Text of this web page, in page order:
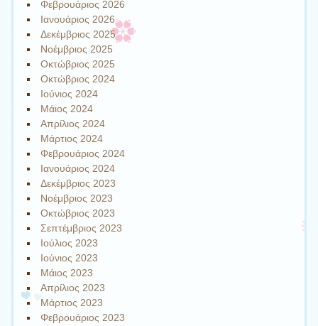
Φεβρουάριος 2026
Ιανουάριος 2026
Δεκέμβριος 2025
Νοέμβριος 2025
Οκτώβριος 2025
Οκτώβριος 2024
Ιούνιος 2024
Μάιος 2024
Απρίλιος 2024
Μάρτιος 2024
Φεβρουάριος 2024
Ιανουάριος 2024
Δεκέμβριος 2023
Νοέμβριος 2023
Οκτώβριος 2023
Σεπτέμβριος 2023
Ιούλιος 2023
Ιούνιος 2023
Μάιος 2023
Απρίλιος 2023
Μάρτιος 2023
Φεβρουάριος 2023